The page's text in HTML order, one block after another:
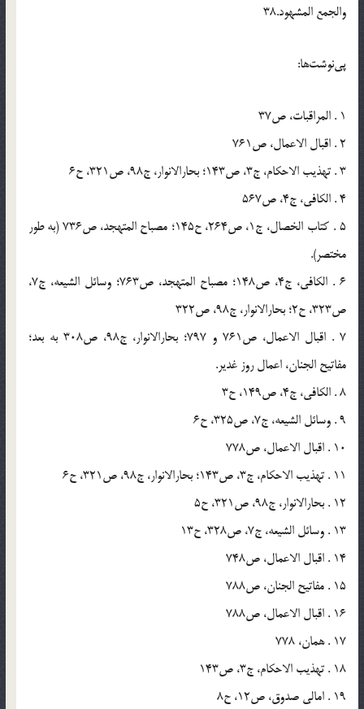
والجمع المشهود.38
پی‌نوشت‌ها:
1 . المراقبات، ص37
2 . اقبال الاعمال، ص761
3 . تهذیب الاحکام، ج3، ص143؛ بحارالانوار، ج98، ص321، ح6
4 . الکافی، ج4، ص567
5 . کتاب الخصال، ج1، ص264، ح145؛ مصباح المتهجد، ص736 (به طور
مختصر).
6 . الکافی، ج4، ص148؛ مصباح المتهجد، ص763؛ وسائل الشیعه، ج7،
ص323، ح2؛ بحارالانوار، ج98، ص322
7 . اقبال الاعمال، ص761 و 797؛ بحارالانوار، ج98، ص308 به بعد؛
مفاتیح الجنان، اعمال روز غدیر.
8 . الکافی، ج4، ص149، ح3
9 . وسائل الشیعه، ج7، ص325، ح6
10 . اقبال الاعمال، ص778
11 . تهذیب الاحکام، ج3، ص143؛ بحارالانوار، ج98، ص321، ح6
12 . بحارالانوار، ج98، ص321، ح5
13 . وسائل الشیعه، ج7، ص328، ح13
14 . اقبال الاعمال، ص748
15 . مفاتیح الجنان، ص788
16 . اقبال الاعمال، ص788
17 . همان، 778
18 . تهذیب الاحکام، ج3، ص143
19 . امالی صدوق، ص12، ح8